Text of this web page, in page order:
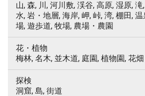
山, 森, 川, 河川敷, 渓谷, 高原, 湿原,
水, 岩・地層, 海岸, 岬, 峠, 湾, 棚田,
場, 遊歩道, 牧場, 農場・農園
花・植物
梅林, 名木, 並木道, 庭園, 植物園, 花畑
探検
洞窟, 島, 街道